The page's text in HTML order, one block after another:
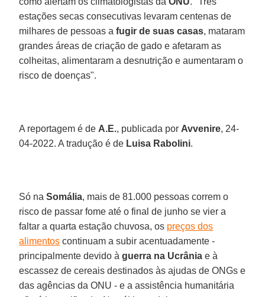
estações secas consecutivas levaram centenas de
milhares de pessoas afugir de suas casas, mataram
grandes áreas de criação de gado e afetaram as
colheitas, alimentaram a desnutrição e aumentaram o
risco de doenças".
A reportagem é de A.E., publicada por Avvenire, 24-
04-2022. A tradução é de Luisa Rabolini.
Só naSomália, mais de 81.000 pessoas correm o
risco de passar fome até o final de junho se vier a
faltar a quarta estação chuvosa, os preços dos
alimentos continuam a subir acentuadamente -
principalmente devido àguerra na Ucrânia e à
escassez de cereais destinados às ajudas de ONGs e
das agências da ONU - e a assistência humanitária